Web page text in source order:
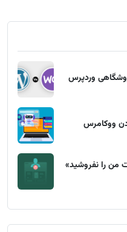
وردپرس
من را نفروشید»